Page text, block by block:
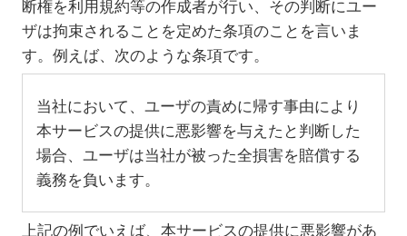
断権を利用規約等の作成者が行い、その判断にユー
ザは拘束されることを定めた条項のことを言いま
す。例えば、次のような条項です。
当社において、ユーザの責めに帰す事由により
本サービスの提供に悪影響を与えたと判断した
場合、ユーザは当社が被った全損害を賠償する
義務を負います。
上記の例でいえば、本サービスの提供に悪影響があ